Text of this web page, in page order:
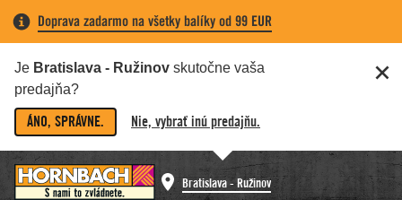
Doprava zadarmo na všetky balíky od 99 EUR
Je Bratislava - Ružinov skutočne vaša
predajňa?
ÁNO, SPRÁVNE. Nie, vybrať inú predajňu.
Bratislava - Ružinov